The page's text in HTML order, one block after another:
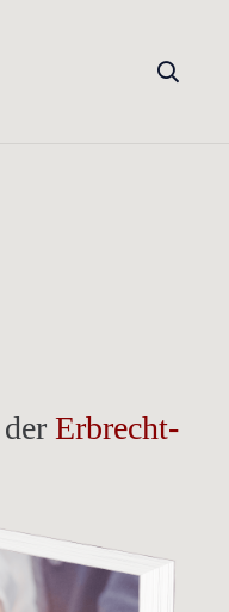
derErbrecht-